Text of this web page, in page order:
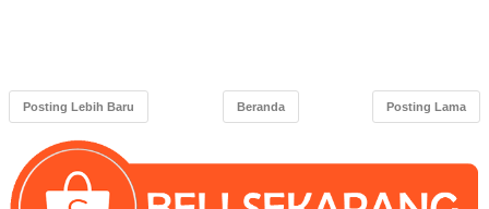
Posting Lebih Baru Posting Lama
Beranda